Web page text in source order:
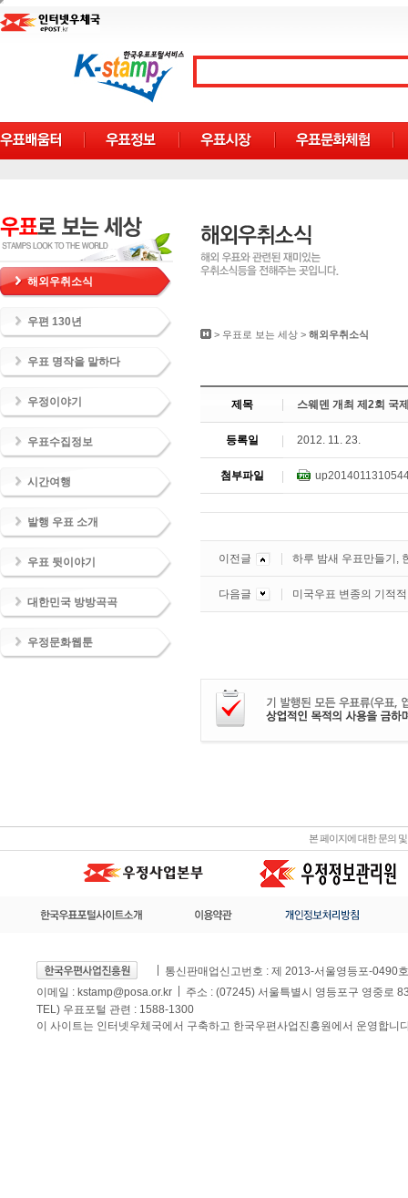
해외우취소식
우편 130년
우표 명작을 말하다
우정이야기
우표수집정보
시간여행
발행 우표 소개
우표 뒷이야기
대한민국 방방곡곡
우정문화웹툰
> 우표로 보는 세상 > 해외우취소식
제목 스웨덴 개최 제2회 국
등록일 2012. 11. 23.
첨부파일
이전글 하루 밤새 우표만들기,
다음글 미국우표 변종의 기적
본 페이지에 대한 문의
통신판매업신고번호 : 제 2013-서울영등포-0490호
이메일 : kstamp@posa.or.kr
주소 : (07245) 서울특별시 영등포구 영중로
TEL) 우표포털 관련 : 1588-1300
이 사이트는 인터넷우체국에서 구축하고 한국우편사업진흥원에서 운영합니